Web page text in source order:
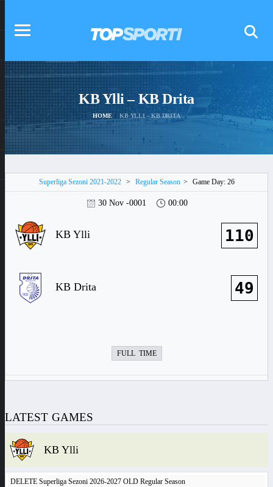
KB Ylli – KB Drita
HOME KB YLLI – KB DRITA
Superliga Sezoni 2021-2022 > Regular Season > Game Day: 26
30 Nov -0001 00:00
KB Ylli 110
KB Drita 49
FULL TIME
LATEST GAMES
KB Ylli
DELETE Superliga Sezoni 2026-2027 OLD Regular Season